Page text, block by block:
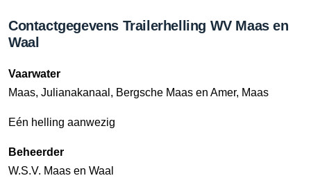
Contactgegevens Trailerhelling WV Maas en
Waal
Vaarwater
Maas, Julianakanaal, Bergsche Maas en Amer, Maas
Eén helling aanwezig
Beheerder
W.S.V. Maas en Waal